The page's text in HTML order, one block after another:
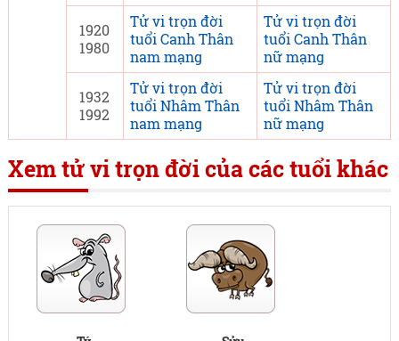
1920
1980
Tử vi trọn đời
tuổi Canh Thân
nam mạng
Tử vi trọn đời
tuổi Canh Thân
nữ mạng
1932
1992
Tử vi trọn đời
tuổi Nhâm Thân
nam mạng
Tử vi trọn đời
tuổi Nhâm Thân
nữ mạng
Xem tử vi trọn đời của các tuổi khác